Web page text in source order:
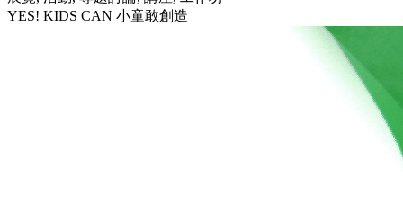
YES! KIDS CAN 小童敢創造